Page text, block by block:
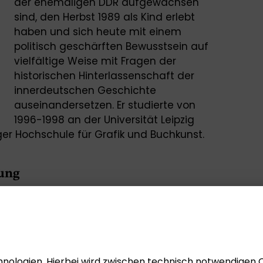
sind, den Herbst 1989 als Kind erlebt
haben und sich heute mit einem
politisch geschärften Bewusstsein auf
vielfältige Weise mit Fragen der
historischen Hinterlassenschaft der
innerdeutschen Geschichte
auseinandersetzen. Er studierte von
1996-1998 an der Universität Leipzig
Hochschule für Grafik und Buchkunst.